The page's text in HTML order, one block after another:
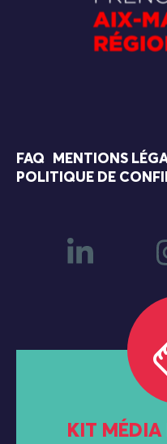
FAQ MENTIONS
POLITIQUE DE
KIT MÉDIA